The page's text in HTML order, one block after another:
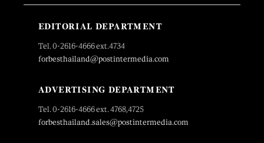
EDITORIAL DEPARTMENT
Tel. 0-2616-4666 ext.4734
forbesthailand@postintermedia.com
ADVERTISING DEPARTMENT
Tel. 0-2616-4666 ext. 4768,4725
forbesthailand.sales@postintermedia.com